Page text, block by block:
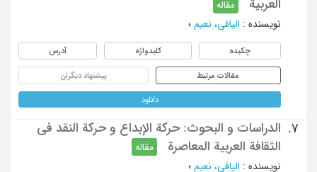
العربیة
مقاله
نویسنده : الیافی، نعیم ؛
چکیده کلیدواژه آدرس
مقالات مرتبط پیشنهاد دیگران
دانلود
7.
الدراسات و البحوث: حرکة الإبداع و حرکة النقد فی
الثقافة العربیة المعاصرة
مقاله
نویسنده : الیافی، نعیم ؛